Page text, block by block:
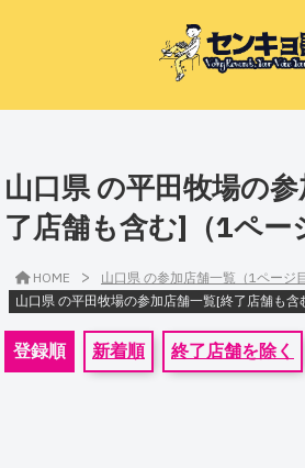
山口県 の平田牧場の
了店舗も含む]（1ペー
HOME > 山口県 の参加店舗一覧（1ページ目
山口県 の平田牧場の参加店舗一覧[終了店舗も含
登録順 新着順 終了店舗を除く